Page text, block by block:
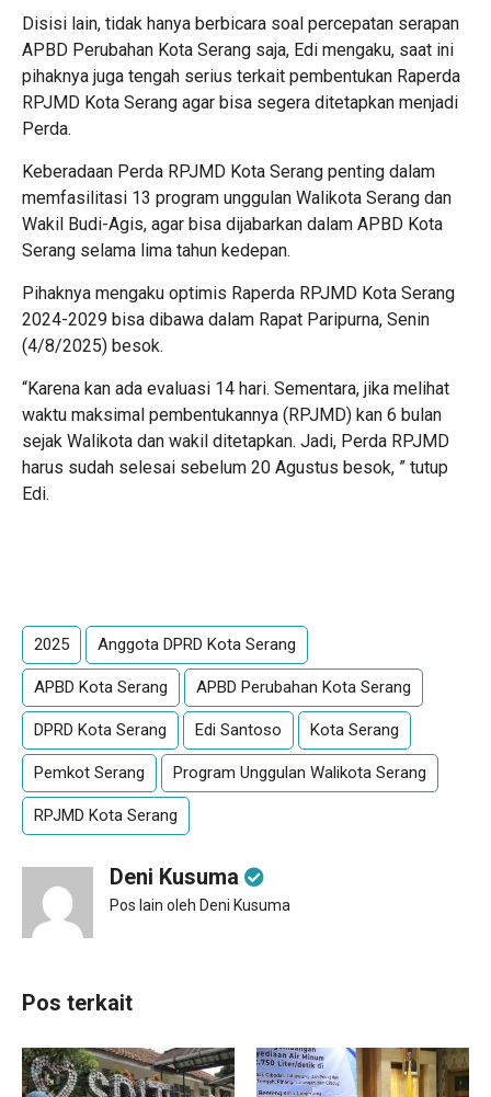
Disisi lain, tidak hanya berbicara soal percepatan serapan
APBD Perubahan Kota Serang saja, Edi mengaku, saat ini
pihaknya juga tengah serius terkait pembentukan Raperda
RPJMD Kota Serang agar bisa segera ditetapkan menjadi
Perda.
Keberadaan Perda RPJMD Kota Serang penting dalam
memfasilitasi 13 program unggulan Walikota Serang dan
Wakil Budi-Agis, agar bisa dijabarkan dalam APBD Kota
Serang selama lima tahun kedepan.
Pihaknya mengaku optimis Raperda RPJMD Kota Serang
2024-2029 bisa dibawa dalam Rapat Paripurna, Senin
(4/8/2025) besok.
“Karena kan ada evaluasi 14 hari. Sementara, jika melihat
waktu maksimal pembentukannya (RPJMD) kan 6 bulan
sejak Walikota dan wakil ditetapkan. Jadi, Perda RPJMD
harus sudah selesai sebelum 20 Agustus besok, ” tutup
Edi.
2025 Anggota DPRD Kota Serang
APBD Kota Serang APBD Perubahan Kota Serang
DPRD Kota Serang Edi Santoso Kota Serang
Pemkot Serang Program Unggulan Walikota Serang
RPJMD Kota Serang
Deni Kusuma
Pos lain oleh Deni Kusuma
Pos terkait